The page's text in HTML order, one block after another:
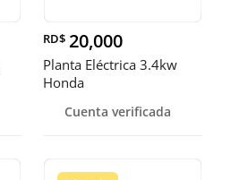
RD$ 20,000
Planta Eléctrica 3.4kw
Honda
Cuenta verificada